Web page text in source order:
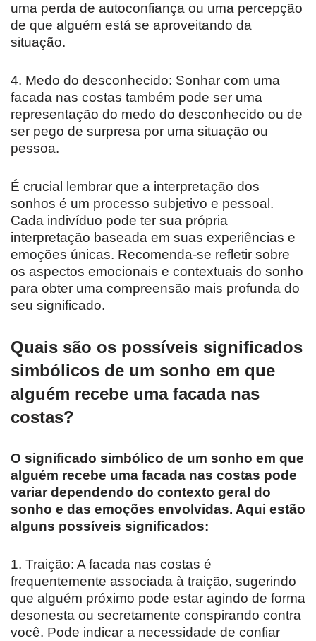
uma perda de autoconfiança ou uma percepção
de que alguém está se aproveitando da
situação.
4. Medo do desconhecido: Sonhar com uma
facada nas costas também pode ser uma
representação do medo do desconhecido ou de
ser pego de surpresa por uma situação ou
pessoa.
É crucial lembrar que a interpretação dos
sonhos é um processo subjetivo e pessoal.
Cada indivíduo pode ter sua própria
interpretação baseada em suas experiências e
emoções únicas. Recomenda-se refletir sobre
os aspectos emocionais e contextuais do sonho
para obter uma compreensão mais profunda do
seu significado.
Quais são os possíveis significados
simbólicos de um sonho em que
alguém recebe uma facada nas
costas?
O significado simbólico de um sonho em que
alguém recebe uma facada nas costas pode
variar dependendo do contexto geral do
sonho e das emoções envolvidas. Aqui estão
alguns possíveis significados:
1. Traição: A facada nas costas é
frequentemente associada à traição, sugerindo
que alguém próximo pode estar agindo de forma
desonesta ou secretamente conspirando contra
você. Pode indicar a necessidade de confiar